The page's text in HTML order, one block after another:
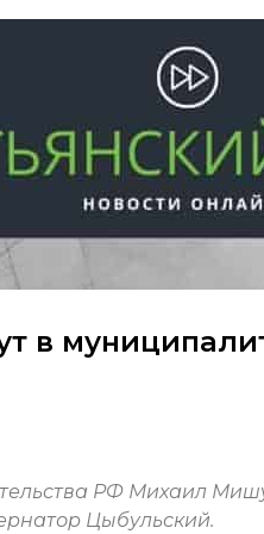
в
РФ Михаил
Цыбульский.